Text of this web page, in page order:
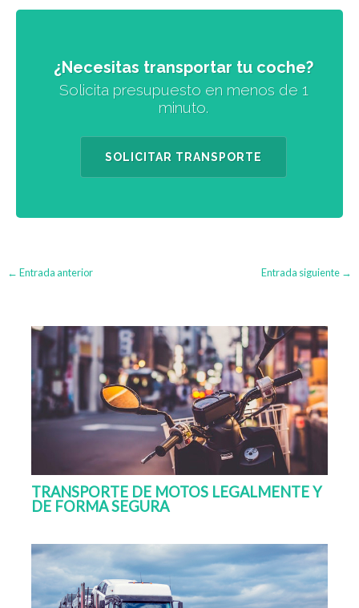
¿Necesitas transportar tu coche?
Solicita presupuesto en menos de 1
minuto.
SOLICITAR TRANSPORTE
← Entrada anterior Entrada siguiente →
TRANSPORTE DE MOTOS LEGALMENTE Y
DE FORMA SEGURA